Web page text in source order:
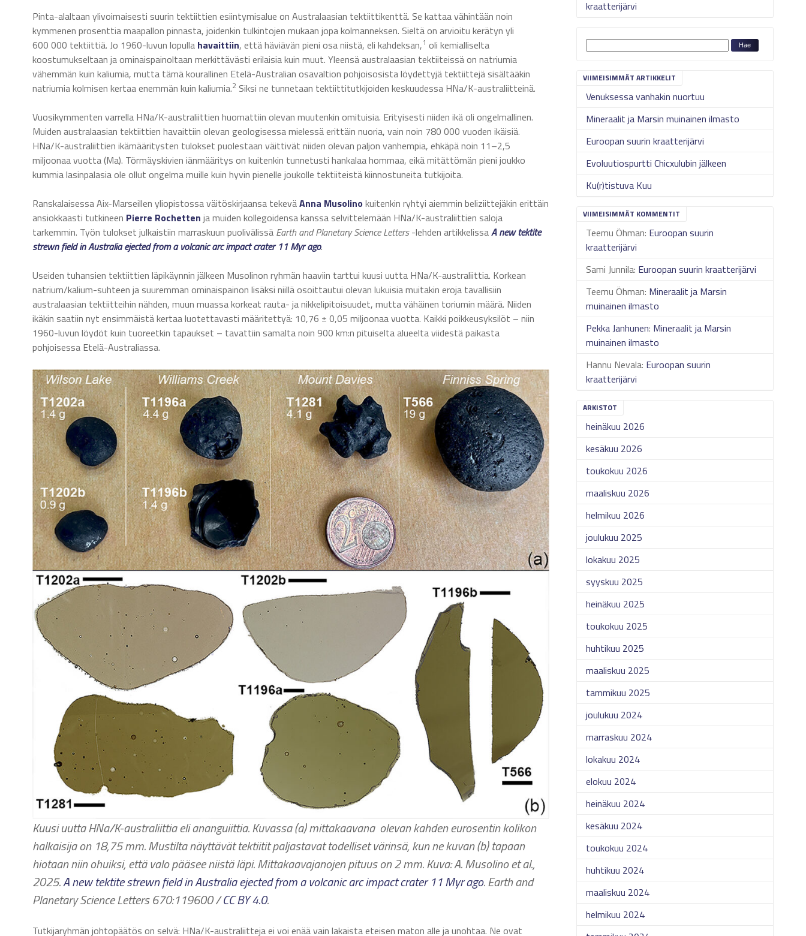
kraatterijärvi
VIIMEISIMMÄT ARTIKKELIT
Venuksessa vanhakin nuortuu
Mineraalit ja Marsin muinainen ilmasto
Euroopan suurin kraatterijärvi
Evoluutiospurtti Chicxulubin jälkeen
Ku(r)tistuva Kuu
VIIMEISIMMÄT KOMMENTIT
Teemu Öhman: Euroopan suurin
kraatterijärvi
Sami Junnila: Euroopan suurin kraatterijärvi
Teemu Öhman: Mineraalit ja Marsin
muinainen ilmasto
Pekka Janhunen: Mineraalit ja Marsin
muinainen ilmasto
Hannu Nevala: Euroopan suurin
kraatterijärvi
ARKISTOT
heinäkuu 2026
kesäkuu 2026
toukokuu 2026
maaliskuu 2026
helmikuu 2026
joulukuu 2025
lokakuu 2025
syyskuu 2025
heinäkuu 2025
toukokuu 2025
huhtikuu 2025
maaliskuu 2025
tammikuu 2025
joulukuu 2024
marraskuu 2024
lokakuu 2024
elokuu 2024
heinäkuu 2024
kesäkuu 2024
toukokuu 2024
huhtikuu 2024
maaliskuu 2024
helmikuu 2024
Pinta-alaltaan ylivoimaisesti suurin tektiittien esiintymisalue on Australaasian tektiittikenttä. Se kattaa vähintään noin
kymmenen prosenttia maapallon pinnasta, joidenkin tulkintojen mukaan jopa kolmanneksen. Sieltä on arvioitu kerätyn yli
600 000 tektiittiä. Jo 1960-luvun lopulla havaittiin, että häviävän pieni osa niistä, eli kahdeksan,1 oli kemialliselta
koostumukseltaan ja ominaispainoltaan merkittävästi erilaisia kuin muut. Yleensä australaasian tektiiteissä on natriumia
vähemmän kuin kaliumia, mutta tämä kourallinen Etelä-Australian osavaltion pohjoisosista löydettyjä tektiittejä sisältääkin
natriumia kolmisen kertaa enemmän kuin kaliumia.2 Siksi ne tunnetaan tektiittitutkijoiden keskuudessa HNa/K-australiitteinä.
Vuosikymmenten varrella HNa/K-australiittien huomattiin olevan muutenkin omituisia. Erityisesti niiden ikä oli ongelmallinen.
Muiden australaasian tektiittien havaittiin olevan geologisessa mielessä erittäin nuoria, vain noin 780 000 vuoden ikäisiä.
HNa/K-australiittien ikämääritysten tulokset puolestaan väittivät niiden olevan paljon vanhempia, ehkäpä noin 11–2,5
miljoonaa vuotta (Ma). Törmäyskivien iänmääritys on kuitenkin tunnetusti hankalaa hommaa, eikä mitättömän pieni joukko
kummia lasinpalasia ole ollut ongelma muille kuin hyvin pienelle joukolle tektiiteistä kiinnostuneita tutkijoita.
Ranskalaisessa Aix-Marseillen yliopistossa väitöskirjaansa tekeväAnna Musolino kuitenkin ryhtyi aiemmin beliziittejäkin erittäin
ansiokkaasti tutkineen Pierre Rochetten ja muiden kollegoidensa kanssa selvittelemään HNa/K-australiittien saloja
tarkemmin. Työn tulokset julkaistiin marraskuun puolivälissä Earth and Planetary Science Letters-lehden artikkelissaA new tektite
strewn field in Australia ejected from a volcanic arc impact crater 11 Myr ago.
Useiden tuhansien tektiittien läpikäynnin jälkeen Musolinon ryhmän haaviin tarttui kuusi uutta HNa/K-australiittia. Korkean
natrium/kalium-suhteen ja suuremman ominaispainon lisäksi niillä osoittautui olevan lukuisia muitakin eroja tavallisiin
australaasian tektiitteihin nähden, muun muassa korkeat rauta- ja nikkelipitoisuudet, mutta vähäinen toriumin määrä. Niiden
ikäkin saatiin nyt ensimmäistä kertaa luotettavasti määritettyä: 10,76 ± 0,05 miljoonaa vuotta. Kaikki poikkeusyksilöt – niin
1960-luvun löydöt kuin tuoreetkin tapaukset – tavattiin samalta noin 900 km:n pituiselta alueelta viidestä paikasta
pohjoisessa Etelä-Australiassa.
Kuusi uuttaHNa/K-australiittia eli ananguiittia. Kuvassa (a) mittakaavana olevan kahden eurosentin kolikon
halkaisija on 18,75 mm. Mustilta näyttävät tektiitit paljastavat todelliset värinsä, kun ne kuvan (b) tapaan
hiotaan niin ohuiksi, että valo pääsee niistä läpi. Mittakaavajanojen pituus on 2 mm.Kuva: A. Musolino et al.,
2025.A new tektite strewn field in Australia ejected from a volcanic arc impact crater 11 Myr ago. Earth and
Planetary Science Letters 670:119600 /CC BY 4.0.
Tutkijaryhmän johtopäätös on selvä: HNa/K-australiitteja ei voi enää vain lakaista eteisen maton alle ja unohtaa. Ne ovat